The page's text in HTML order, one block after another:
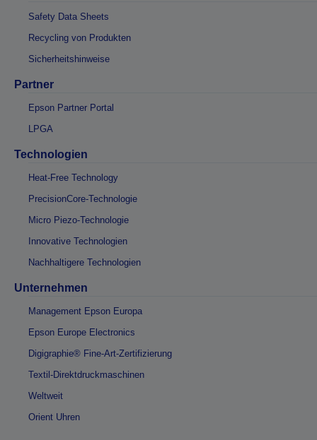
Safety Data Sheets
Recycling von Produkten
Sicherheitshinweise
Partner
Epson Partner Portal
LPGA
Technologien
Heat-Free Technology
PrecisionCore-Technologie
Micro Piezo-Technologie
Innovative Technologien
Nachhaltigere Technologien
Unternehmen
Management Epson Europa
Epson Europe Electronics
Digigraphie® Fine-Art-Zertifizierung
Textil-Direktdruckmaschinen
Weltweit
Orient Uhren